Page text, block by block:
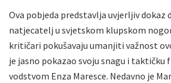
Ova pobjeda predstavlja uvjerljiv dokaz
natjecatelj u svjetskom klupskom
kritičari pokušavaju umanjiti važnost
je jasno pokazao svoju snagu i
vodstvom Enza Maresce. Nedavno je